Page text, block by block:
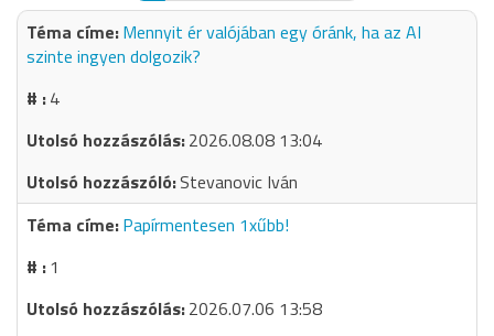
Mennyit ér valójában egy óránk, ha az AI
szinte ingyen dolgozik?
4
2026.08.08 13:04
Stevanovic Iván
Papírmentesen 1xűbb!
1
2026.07.06 13:58